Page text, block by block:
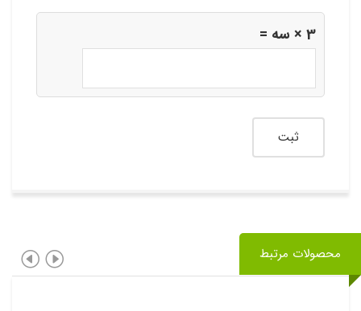
3 × سه =
محصولات مرتبط